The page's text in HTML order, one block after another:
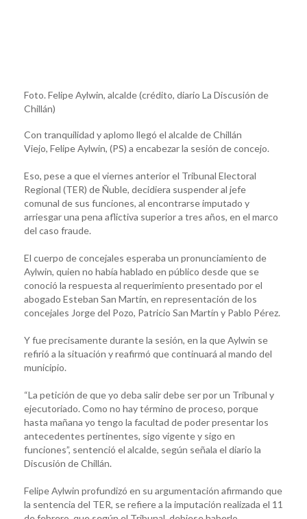
Foto. Felipe Aylwin, alcalde (crédito, diario La Discusión de
Chillán)
Con tranquilidad y aplomo llegó el alcalde de Chillán
Viejo, Felipe Aylwin, (PS) a encabezar la sesión de concejo.
Eso, pese a que el viernes anterior el Tribunal Electoral
Regional (TER) de Ñuble, decidiera suspender al jefe
comunal de sus funciones, al encontrarse imputado y
arriesgar una pena aflictiva superior a tres años, en el marco
del caso fraude.
El cuerpo de concejales esperaba un pronunciamiento de
Aylwin, quien no había hablado en público desde que se
conoció la respuesta al requerimiento presentado por el
abogado Esteban San Martín, en representación de los
concejales Jorge del Pozo, Patricio San Martín y Pablo Pérez.
Y fue precisamente durante la sesión, en la que Aylwin se
refirió a la situación y reafirmó que continuará al mando del
municipio.
“La petición de que yo deba salir debe ser por un Tribunal y
ejecutoriado. Como no hay término de proceso, porque
hasta mañana yo tengo la facultad de poder presentar los
antecedentes pertinentes, sigo vigente y sigo en
funciones”, sentenció el alcalde, según señala el diario la
Discusión de Chillán.
Felipe Aylwin profundizó en su argumentación afirmando que
la sentencia del TER, se refiere a la imputación realizada el 11